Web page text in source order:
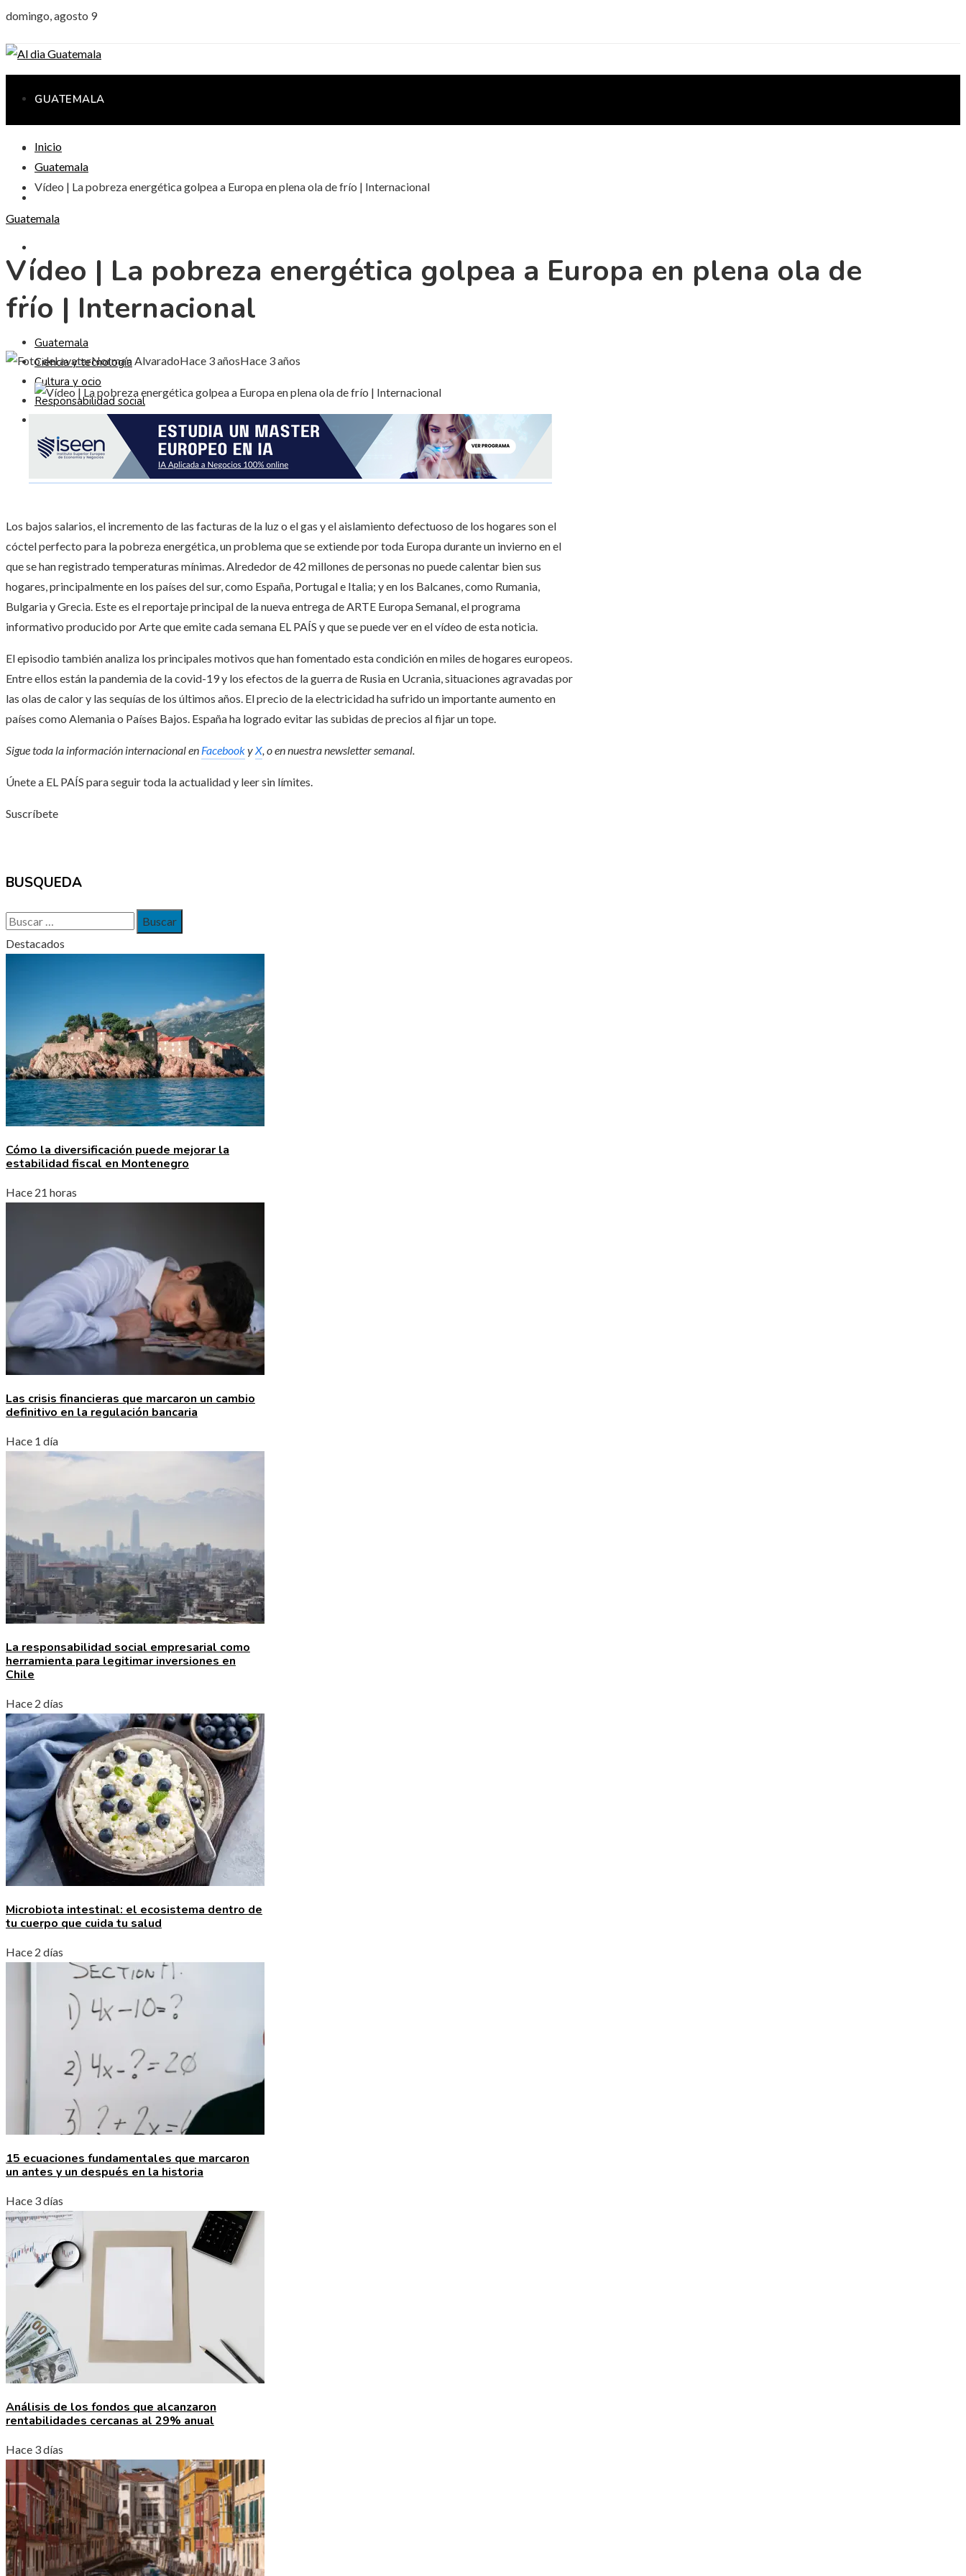
domingo, agosto 9
GUATEMALA
CIENCIA Y TECNOLOGÍA
INVERSIONES Y NEGOCIOS
Guatemala
Ciencia y tecnología
Cultura y ocio
Responsabilidad social
Inversiones y negocios
Inicio
Guatemala
Vídeo | La pobreza energética golpea a Europa en plena ola de frío | Internacional
Guatemala
Vídeo | La pobreza energética golpea a Europa en plena ola de
frío | Internacional
Norman AlvaradoHace 3 añosHace 3 años
Los bajos salarios, el incremento de las facturas de la luz o el gas y el aislamiento defectuoso de los hogares son el
cóctel perfecto para la pobreza energética, un problema que se extiende por toda Europa durante un invierno en el
que se han registrado temperaturas mínimas. Alrededor de 42 millones de personas no puede calentar bien sus
hogares, principalmente en los países del sur, como España, Portugal e Italia; y en los Balcanes, como Rumania,
Bulgaria y Grecia. Este es el reportaje principal de la nueva entrega de ARTE Europa Semanal, el programa
informativo producido por Arte que emite cada semana EL PAÍS y que se puede ver en el vídeo de esta noticia.
El episodio también analiza los principales motivos que han fomentado esta condición en miles de hogares europeos.
Entre ellos están la pandemia de la covid-19 y los efectos de la guerra de Rusia en Ucrania, situaciones agravadas por
las olas de calor y las sequías de los últimos años. El precio de la electricidad ha sufrido un importante aumento en
países como Alemania o Países Bajos. España ha logrado evitar las subidas de precios al fijar un tope.
Sigue toda la información internacional en FacebookyX, o ennuestra newsletter semanal.
Únete a EL PAÍS para seguir toda la actualidad y leer sin límites.
Suscríbete
BUSQUEDA
Buscar:
Destacados
Cómo la diversificación puede mejorar la
estabilidad fiscal en Montenegro
Hace 21 horas
Las crisis financieras que marcaron un cambio
definitivo en la regulación bancaria
Hace 1 día
La responsabilidad social empresarial como
herramienta para legitimar inversiones en
Chile
Hace 2 días
Microbiota intestinal: el ecosistema dentro de
tu cuerpo que cuida tu salud
Hace 2 días
15 ecuaciones fundamentales que marcaron
un antes y un después en la historia
Hace 3 días
Análisis de los fondos que alcanzaron
rentabilidades cercanas al 29% anual
Hace 3 días